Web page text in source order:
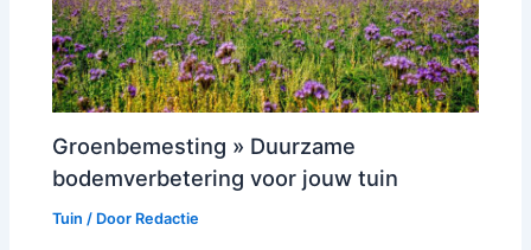
Groenbemesting » Duurzame
bodemverbetering voor jouw tuin
Tuin / Door Redactie